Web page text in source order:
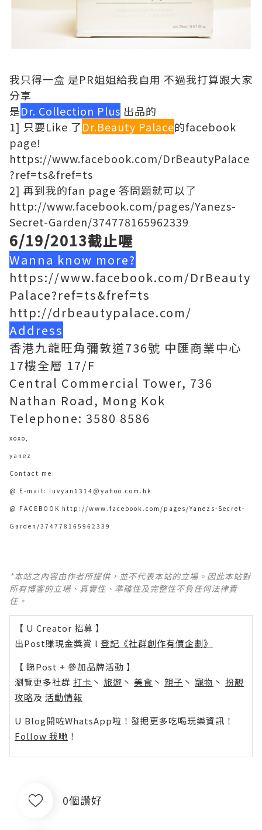
我只得一盒 是PR姐姐給我自用 不過我打算跟大家
分享
是Dr. Collection Plus 出品的
1] 只要Like 了Dr.Beauty Palace的facebook
page!
https://www.facebook.com/DrBeautyPalace
?ref=ts&fref=ts
2] 再到我的fan page 答問題就可以了
http://www.facebook.com/pages/Yanezs-
Secret-Garden/374778165962339
6/19/2013截止喔
Wanna know more?
https://www.facebook.com/DrBeauty
Palace?ref=ts&fref=ts
http://drbeautypalace.com/
Address
香港九龍旺角彌敦道736號 中匯商業中心
17樓全層 17/F
Central Commercial Tower, 736
Nathan Road, Mong Kok
Telephone: 3580 8586
xoxo,
yanez
Contact me:
@ E-mail: luvyan1314@yahoo.com.hk
@ FACEBOOK http://www.facebook.com/pages/Yanezs-Secret-
Garden/374778165962339
*本站之內容由作者所提供，並不代表本站的立場。因此本站對
所有博客的立場、真實性、準確性及完整性不負任何法律責
任。
【 U Creator 招募 】
出Post賺現金獎賞 l 登記《社群創作有價企劃》
【 睇Post + 參加品牌活動 】
瀏覽更多社群 打卡 丶 旅遊 丶 美食 丶 親子 丶 寵物 丶 扮靚
攻略及 活動情報
U Blog開咗WhatsApp啦！發掘更多吃喝玩樂資訊！
Follow 我哋 ！
0個讚好